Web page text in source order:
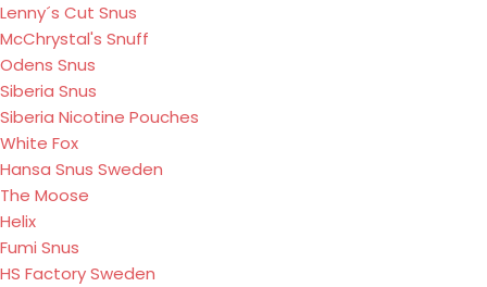
Lenny´s Cut Snus
McChrystal's Snuff
Odens Snus
Siberia Snus
Siberia Nicotine Pouches
White Fox
Hansa Snus Sweden
The Moose
Helix
Fumi Snus
HS Factory Sweden